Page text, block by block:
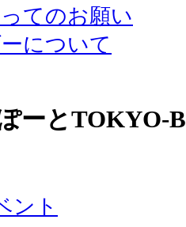
てのお願い
について
ーとTOKYO-
ント